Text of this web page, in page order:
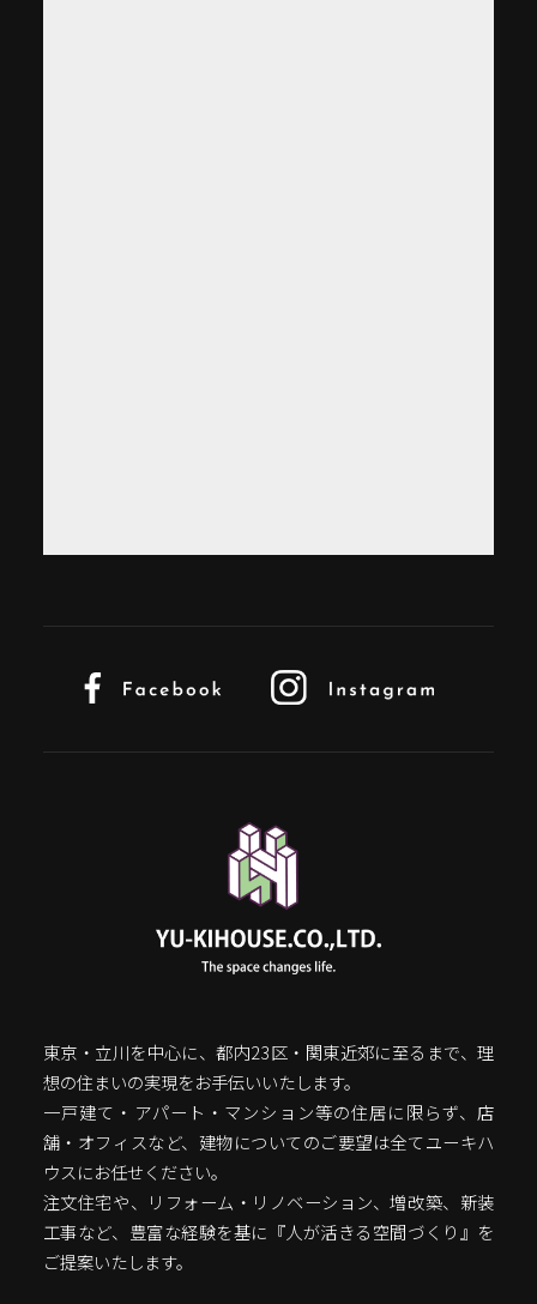
東京・立川を中心に、都内23区・関東近郊に至るまで、理
想の住まいの実現をお手伝いいたします。
一戸建て・アパート・マンション等の住居に限らず、店
舗・オフィスなど、建物についてのご要望は全てユーキハ
ウスにお任せください。
注文住宅や、リフォーム・リノベーション、増改築、新装
工事など、豊富な経験を基に『人が活きる空間づくり』を
ご提案いたします。